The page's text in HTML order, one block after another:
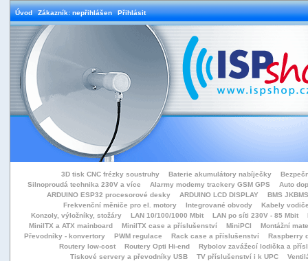
Úvod Zákazník: nepřihlášen Přihlásit
3D tisk CNC frézky soustruhy Baterie akumulátory nabíječky
Silnoproudá technika 230V a více
Alarmy modemy trackery GSM GPS
Auto
ARDUINO ESP32 procesorové desky
ARDUINO LCD DISPLAY
BMS
Frekvenční měniče pro el. motory
Integrované obvody
Kabely
Konzoly, výložníky, stožáry
LAN 10/100/1000 Mbit LAN po síti 230V - 85 Mbit
MiniITX a ATX mainboard
MiniITX case a příslušenství MiniPCI
Montážní
Převodníky - konvertory
PWM regulace Rack case a příslušenství
Raspberry
Routery low-cost
Routery Opti Hi-end
Rybolov zavážecí lodička a přísl
Tiskové servery a převodníky USB
TV příslušenství i k UPC